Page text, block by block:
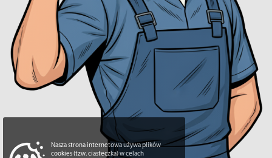
Nasza strona internetowa używa plików
cookies (tzw. ciasteczka) w celach